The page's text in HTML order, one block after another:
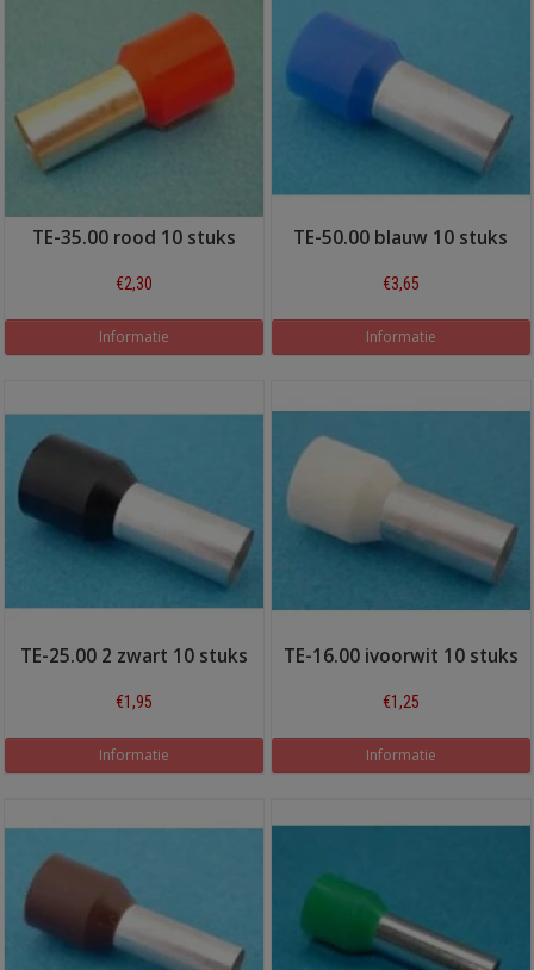
TE-35.00 rood 10 stuks
€2,30
Informatie
TE-50.00 blauw 10 stuks
€3,65
Informatie
TE-25.00 2 zwart 10 stuks
€1,95
Informatie
TE-16.00 ivoorwit 10 stuks
€1,25
Informatie